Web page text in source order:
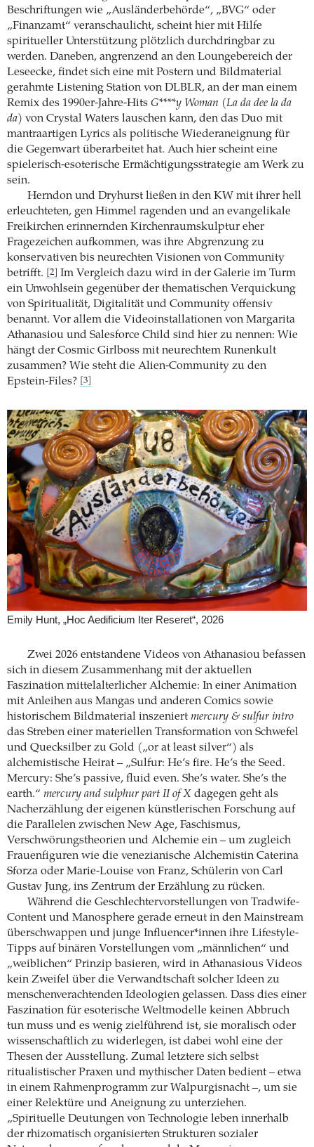
Beschriftungen wie „Ausländerbehörde“, „BVG“ oder
„Finanzamt“ veranschaulicht, scheint hier mit Hilfe
spiritueller Unterstützung plötzlich durchdringbar zu
werden. Daneben, angrenzend an den Loungebereich der
Leseecke, findet sich eine mit Postern und Bildmaterial
gerahmte Listening Station von DLBLR, an der man einem
Remix des 1990er-Jahre-Hits G****y Woman (La da dee la da
da) von Crystal Waters lauschen kann, den das Duo mit
mantraartigen Lyrics als politische Wiederaneignung für
die Gegenwart überarbeitet hat. Auch hier scheint eine
spielerisch-esoterische Ermächtigungsstrategie am Werk zu
sein.
Herndon und Dryhurst ließen in den KW mit ihrer hell
erleuchteten, gen Himmel ragenden und an evangelikale
Freikirchen erinnernden Kirchenraumskulptur eher
Fragezeichen aufkommen, was ihre Abgrenzung zu
konservativen bis neurechten Visionen von Community
betrifft.
[2]
Im Vergleich dazu wird in der Galerie im Turm
ein Unwohlsein gegenüber der thematischen Verquickung
von Spiritualität, Digitalität und Community offensiv
benannt. Vor allem die Videoinstallationen von Margarita
Athanasiou und Salesforce Child sind hier zu nennen: Wie
hängt der Cosmic Girlboss mit neurechtem Runenkult
zusammen? Wie steht die Alien-Community zu den
Epstein-Files?
[3]
Emily Hunt, „Hoc Aedificium Iter Reseret“, 2026
Zwei 2026 entstandene Videos von Athanasiou befassen
sich in diesem Zusammenhang mit der aktuellen
Faszination mittelalterlicher Alchemie: In einer Animation
mit Anleihen aus Mangas und anderen Comics sowie
historischem Bildmaterial inszeniert mercury & sulfur intro
das Streben einer materiellen Transformation von Schwefel
und Quecksilber zu Gold („or at least silver“) als
alchemistische Heirat – „Sulfur: He’s fire. He’s the Seed.
Mercury: She’s passive, fluid even. She’s water. She’s the
earth.“ mercury and sulphur part II of X dagegen geht als
Nacherzählung der eigenen künstlerischen Forschung auf
die Parallelen zwischen New Age, Faschismus,
Verschwörungstheorien und Alchemie ein – um zugleich
Frauenfiguren wie die venezianische Alchemistin Caterina
Sforza oder Marie-Louise von Franz, Schülerin von Carl
Gustav Jung, ins Zentrum der Erzählung zu rücken.
Während die Geschlechtervorstellungen von Tradwife-
Content und Manosphere gerade erneut in den Mainstream
überschwappen und junge Influencer*innen ihre Lifestyle-
Tipps auf binären Vorstellungen vom „männlichen“ und
„weiblichen“ Prinzip basieren, wird in Athanasious Videos
kein Zweifel über die Verwandtschaft solcher Ideen zu
menschenverachtenden Ideologien gelassen. Dass dies einer
Faszination für esoterische Weltmodelle keinen Abbruch
tun muss und es wenig zielführend ist, sie moralisch oder
wissenschaftlich zu widerlegen, ist dabei wohl eine der
Thesen der Ausstellung. Zumal letztere sich selbst
ritualistischer Praxen und mythischer Daten bedient – etwa
in einem Rahmenprogramm zur Walpurgisnacht –, um sie
einer Relektüre und Aneignung zu unterziehen.
„Spirituelle Deutungen von Technologie leben innerhalb
der rhizomatisch organisierten Strukturen sozialer